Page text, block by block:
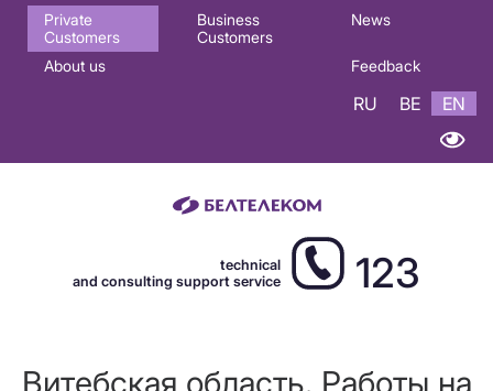
Основная
навигация
Private
Customers
Business
Customers
News
About us Feedback
RU BE EN
technical
and consulting support service
123
Витебская область. Работы на